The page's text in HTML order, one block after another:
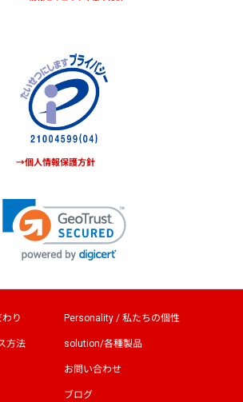
→個人情報保護方針
り Personality / 私たちの個性
方法 solution/各種製品
お問い合わせ
ブログ